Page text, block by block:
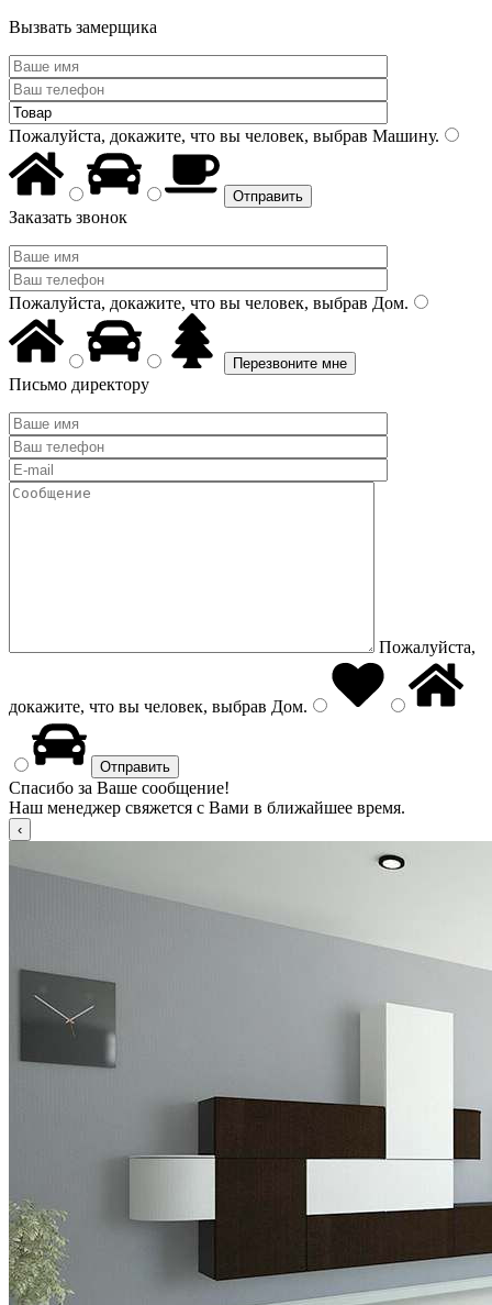
Вызвать замерщика
Пожалуйста, докажите, что вы человек, выбрав Машину.
Заказать звонок
Пожалуйста, докажите, что вы человек, выбрав Дом.
Письмо директору
Пожалуйста,
докажите, что вы человек, выбрав Дом.
Спасибо за Ваше сообщение!
Наш менеджер свяжется с Вами в ближайшее время.